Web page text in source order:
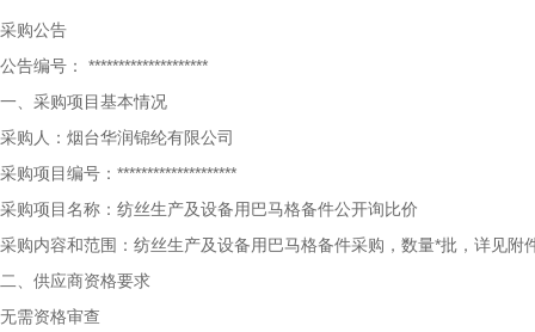
采购公告
公告编号：
********************
一、采购项目基本情况
采购人：烟台华润锦纶有限公司
采购项目编号：********************
采购项目名称：纺丝生产及设备用巴马格备件公开询比价
采购内容和范围：纺丝生产及设备用巴马格备件采购，数量*批，详见附
二、供应商资格要求
无需资格审查